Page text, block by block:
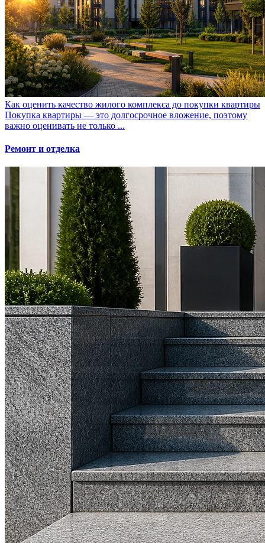
Как оценить качество жилого комплекса до покупки квартиры
Покупка квартиры — это долгосрочное вложение, поэтому
важно оценивать не только ...
Ремонт и отделка